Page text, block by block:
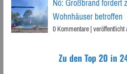
Wohnhäuser betroffen
0 Kommentare|veröffentlicht
Zu den Top 20 in